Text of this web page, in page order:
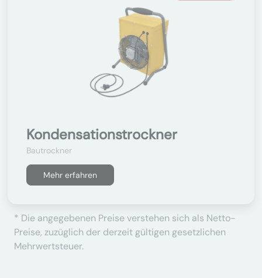
Kondensationstrockner
Bautrockner
Mehr erfahren
* Die angegebenen Preise verstehen sich als Netto-
Preise, zuzüglich der derzeit gültigen gesetzlichen
Mehrwertsteuer.